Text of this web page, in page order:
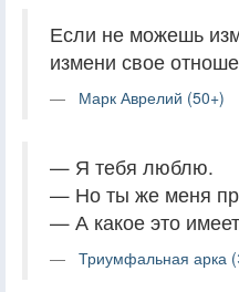
Если не можешь
измени свое
Марк Аврелий (50+)
— Я тебя люблю.
— Но ты же меня
— А какое это
Триумфальная арка